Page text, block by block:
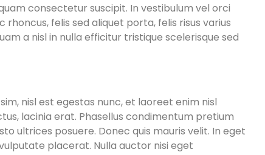
consectetur suscipit. In vestibulum vel orci
felis sed aliquet porta, felis risus varius
a nisl in nulla efficitur tristique scelerisque sed
nisl est egestas nunc, et laoreet enim nisl
lacinia erat. Phasellus condimentum pretium
ultrices posuere. Donec quis mauris velit. In eget
placerat. Nulla auctor nisi eget